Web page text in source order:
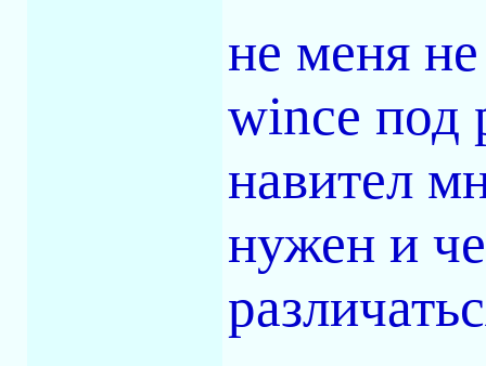
не меня не
wince под
навител
нужен и